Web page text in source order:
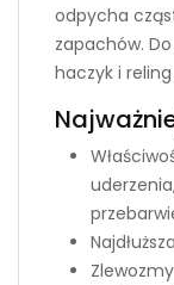
odpycha
zapachów.
haczyk i